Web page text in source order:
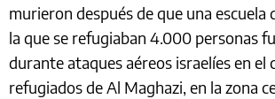
murieron después de que una escuela
la que se refugiaban 4.000 personas
durante ataques aéreos israelíes en el
refugiados de Al Maghazi, en la zona